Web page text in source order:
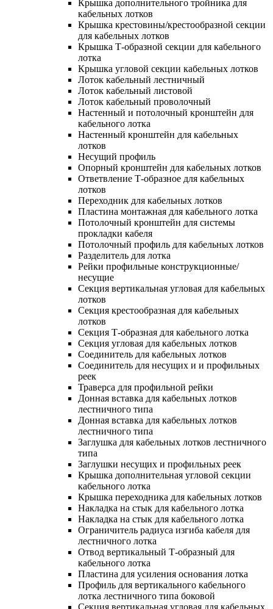
Крышка дополнительного тройника для
кабельных лотков
Крышка крестовины/крестообразной секции
для кабельных лотков
Крышка Т-образной секции для кабельного
лотка
Крышка угловой секции кабельных лотков
Лоток кабельный лестничный
Лоток кабельный листовой
Лоток кабельный проволочный
Настенный и потолочный кронштейн для
кабельного лотка
Настенный кронштейн для кабельных
лотков
Несущий профиль
Опорный кронштейн для кабельных лотков
Ответвление Т-образное для кабельных
лотков
Переходник для кабельных лотков
Пластина монтажная для кабельного лотка
Потолочный кронштейн для системы
прокладки кабеля
Потолочный профиль для кабельных лотков
Разделитель для лотка
Рейки профильные конструкционные/
несущие
Секция вертикальная угловая для кабельных
лотков
Секция крестообразная для кабельных
лотков
Секция Т-образная для кабельного лотка
Секция угловая для кабельных лотков
Соединитель для кабельных лотков
Соединитель для несущих и и профильных
реек
Траверса для профильной рейки
Донная вставка для кабельных лотков
лестничного типа
Донная вставка для кабельных лотков
лестничного типа
Заглушка для кабельных лотков лестничного
типа
Заглушки несущих и профильных реек
Крышка дополнительная угловой секции
кабельного лотка
Крышка переходника для кабельных лотков
Накладка на стык для кабельного лотка
Накладка на стык для кабельного лотка
Ограничитель радиуса изгиба кабеля для
лестничного лотка
Отвод вертикальный Т-образный для
кабельного лотка
Пластина для усиления основания лотка
Профиль для вертикального кабельного
лотка лестничного типа боковой
Секция вертикальная угловая для кабельных